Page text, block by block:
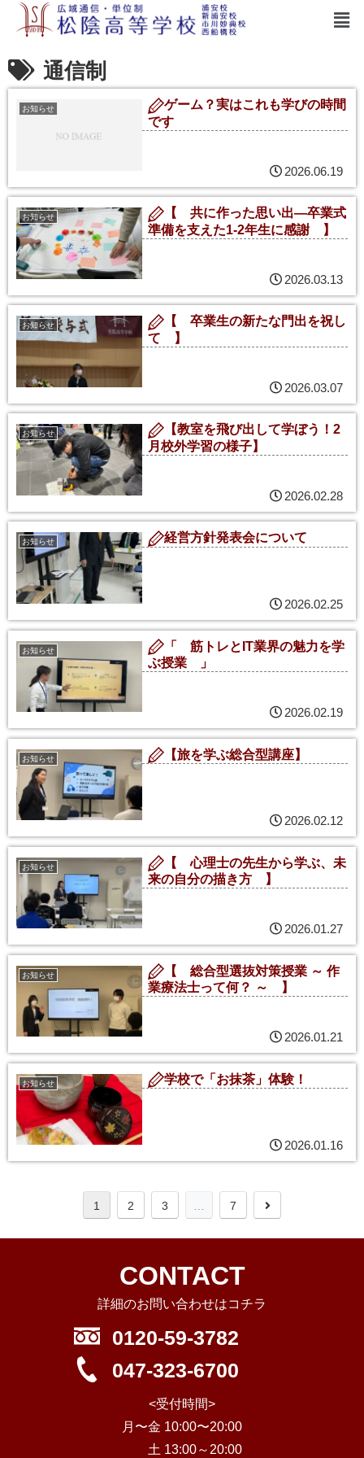
通信制
お知らせ
ゲーム？実はこれも学びの時間
です
2026.06.19
お知らせ
【 共に作った思い出—卒業式
準備を支えた1-2年生に感謝 】
2026.03.13
お知らせ
【 卒業生の新たな門出を祝し
て 】
2026.03.07
お知らせ
【教室を飛び出して学ぼう！2
月校外学習の様子】
2026.02.28
お知らせ 経営方針発表会について
2026.02.25
お知らせ
「 筋トレとIT業界の魅力を学
ぶ授業 」
2026.02.19
お知らせ 【旅を学ぶ総合型講座】
2026.02.12
お知らせ
【 心理士の先生から学ぶ、未
来の自分の描き方 】
2026.01.27
お知らせ
【 総合型選抜対策授業 ～ 作
業療法士って何？ ～ 】
2026.01.21
お知らせ 学校で「お抹茶」体験！
2026.01.16
1 2 3 7
CONTACT
詳細のお問い合わせはコチラ
0120-59-3782
047-323-6700
<受付時間>
月〜金 10:00〜20:00
土 13:00～20:00